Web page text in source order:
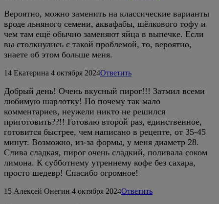
Вероятно, можно заменить на классические варианты
вроде льняного семени, аквафабы, шёлкового тофу и
чем там ещё обычно заменяют яйца в выпечке. Если
вы столкнулись с такой проблемой, то, вероятно,
знаете об этом больше меня.
14 Екатерина 4 октября 2024Ответить
Добрый день! Очень вкусный пирог!!! Затмил всеми
любимую шарлотку! Но почему так мало
комментариев, неужели никто не решился
приготовить??!! Готовлю второй раз, единственное,
готовится быстрее, чем написано в рецепте, от 35-45
минут. Возможно, из-за формы, у меня диаметр 28.
Слива сладкая, пирог очень сладкий, поливала соком
лимона. К субботнему утреннему кофе без сахара,
просто шедевр! Спасибо огромное!
15 Алексей Онегин 4 октября 2024Ответить